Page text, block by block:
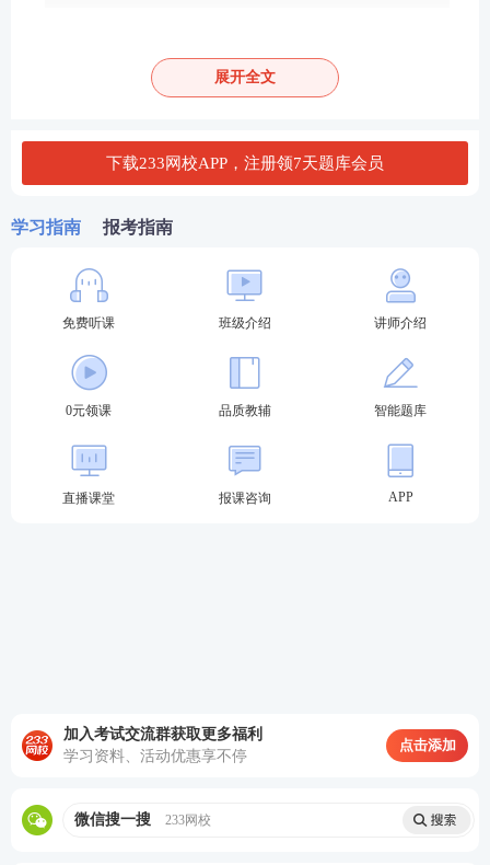
《国家统一法律职业资格考试实施办法》实施前已取
得学籍（考籍）或者已取得相应学历的高等学校法学
类专业本科及以上学历毕业生，或者高等学校非法学
类专业本科及以上学历毕业生并具有法律
执业证书的；
4.被给予二年内不得报名参加国家统一法律职业资格
展开全文
下载233网校APP，注册领7天题库会员
学习指南 报考指南
免费听课 班级介绍 讲师介绍
0元领课 品质教辅 智能题库
直播课堂 报课咨询 APP
加入考试交流群获取更多福利
学习资料、活动优惠享不停
点击添加
微信搜一搜 233网校